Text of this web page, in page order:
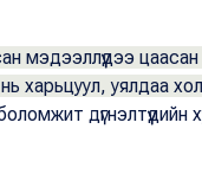
мэдээллүүдээ
харьцуул, уялдаа
дүгнэлтүүдийн